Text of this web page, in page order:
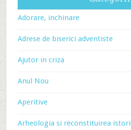
Adorare, inchinare
Adrese de biserici adventiste
Ajutor in criza
Anul Nou
Aperitive
Arheologia si reconstituirea